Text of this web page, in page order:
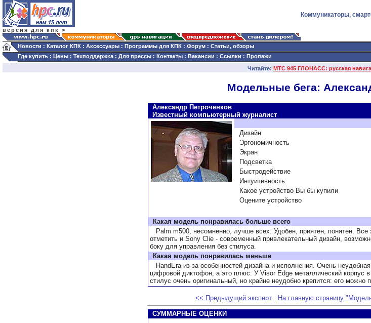
версия для кпк >
Коммуникаторы,
Новости : Каталог КПК : Аксессуары : Программы для КПК : Форум : Статьи, обзоры
Где купить : Цены : Техподдержка : Для прессы : Контакты : Вакансии : Ссылки : Пропажи
Читайте: МТС 945 ГЛОНАСС: русская
Модельные бега:
Александр Петроченков
Известный компьютерный журналист
Дизайн
Эргономичность
Экран
Подсветка
Быстродействие
Интуитивность
Какое устройство Вы бы купили
Оцените устройство
Какая модель понравилась больше всего
Palm m500, несомненно, лучше всех. Удобен, приятен, понятен.
отметить и Sony Clie - современный привлекательный дизайн,
боку для управления без стилуса.
Какая модель понравилась меньше
HandEra из-за особенностей дизайна и исполнения. Очень
цифровой диктофон, а это плюс. У Visor Edge металлический корпус
стилус очень оригинальный, но крайне неудобно крепится: его можно
<< Предыдущий эксперт На главную страницу
СУММАРНЫЕ ОЦЕНКИ